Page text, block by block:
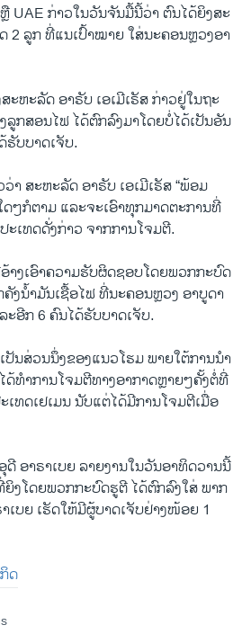
UAE ກ່າວ​ໃນ​ວັນ​ຈັນ​ມື້ນີ້​ວ່າ ຕົນ​ໄດ້​ຍິງສະ​
2 ລູກ ທີ່​ແນ​ເປົ້າ​ໝາຍ ​ໃສ່ນະ​ຄອນ​ຫຼວງ​ອາ​
ຫະ​ລັດ ​ອາ​ຣັບ ​ເອ​ເມີ​ເຣັ​ສ ກ່າວ​ຢູ່​ໃນ​ຖະ​
ກ​ສອນ​ໄຟ ໄດ້​ຕົກ​ລົງ​ມາ​ໂດຍ​ບໍ່​ໄດ້​ເປັນ​ອັນ​
ບ​ບາດ​ເຈັບ.
າ ສະ​ຫະ​ລັດ​ ອາ​ຣັບ ເອ​ເມີ​ເຣັ​ສ “ພ້ອມ​
ໆ​ກໍ​ຕາມ ແລະ​ຈະ​ເອົາ​ທຸກ​ມາດ​ຕະ​ການທີ່​
ເທດ​ດັ່ງ​ກ່​າວ​ ຈາກ​ການ​ໂຈມ​ຕີ.
າງ​ເອົາ​ຄວາມ​ຮັບ​ຜິດ​ຊອບ​ໂດຍ​ພວກ​ກະ​ບົດ​
ຄັງ​ນ້ຳ​ມັນ​ເຊື້ອ​ໄຟ ທີ່​ນະ​ຄອນ​ຫຼວງ ​ອາ​ບູ​ດາ​
ອີກ 6 ຄົນ​ໄດ້​ຮັບ​ບາດ​ເຈັບ.
ປັນ​ສ່ວນ​ນຶ່ງ​ຂອງ​ແນວ​ໂຮມ ພາຍ​ໃຕ້​ການ​ນຳ​
ດ້​ທຳ​ການ​ໂຈມ​ຕີ​ທາງ​ອາ​ກາດ​ຫຼາຍໆ​ຄັ້ງຕໍ່​ທີ່​
ທດ​ເຢ​ເມນ ນັບ​ແຕ່​ໄດ້​ມີ​ການ​ໂຈມ​ຕີ​ເມື່ອ​
ອາ​ຣາ​ເບຍ ລາຍ​ງານ​ໃນ​ວັນ​ອາ​ທິດ​ວານນີ້​
ງ​ໂດຍພວກ​ກະ​ບົດ​ຮູ​ຕີ ​ໄດ້​ຕົກ​ລົງ​ໃສ່​ ພາກ​
ເບຍ ເຮັດ​ໃຫ້​ມີ​ຜູ້​ບາດ​ເຈັບ​ຢ່າງ​ໜ້ອຍ 1
ດ